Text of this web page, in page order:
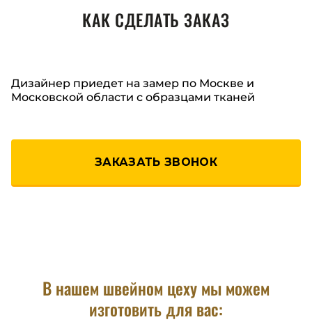
КАК СДЕЛАТЬ ЗАКАЗ
Дизайнер приедет на замер по Москве и
Московской области с образцами тканей
ЗАКАЗАТЬ ЗВОНОК
В нашем швейном цеху мы можем
изготовить для вас: